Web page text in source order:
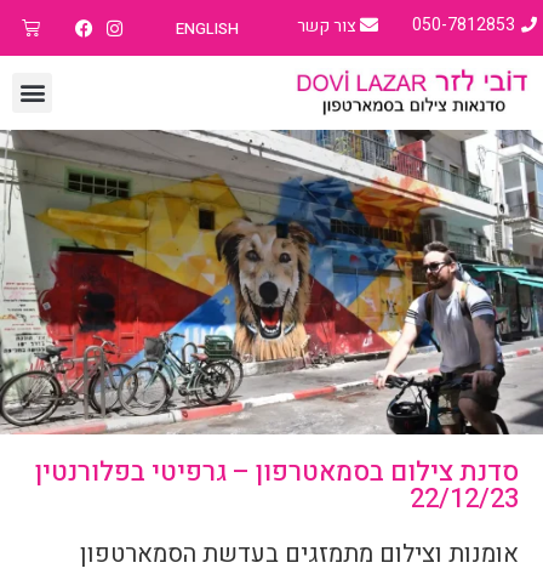
050-7812853 צור קשר ENGLISH
סדנת צילום בסמאטרפון – גרפיטי בפלורנטין
22/12/23
אומנות וצילום מתמזגים בעדשת הסמארטפון